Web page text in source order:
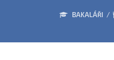
LETNÍCH PRÁZDNIN
BAKALÁŘI